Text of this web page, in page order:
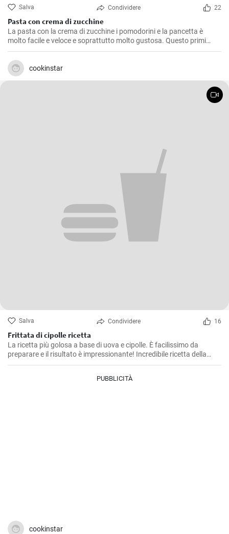
Salva Condividere 22
Pasta con crema di zucchine
La pasta con la crema di zucchine i pomodorini e la pancetta è
molto facile e veloce e soprattutto molto gustosa. Questo primi
piatto è tanto cremoso grazie alla crema di zucchine, “fresco” grazie
ai pomodorini e croccante vista l'aggiunta della pancetta.
cookinstar
Salva Condividere 16
Frittata di cipolle ricetta
La ricetta più golosa a base di uova e cipolle. È facilissimo da
preparare e il risultato è impressionante! Incredibile ricetta della
frittata che tutti dovrebbero provare. Nuova ricetta per la colazione
PUBBLICITÀ
cookinstar